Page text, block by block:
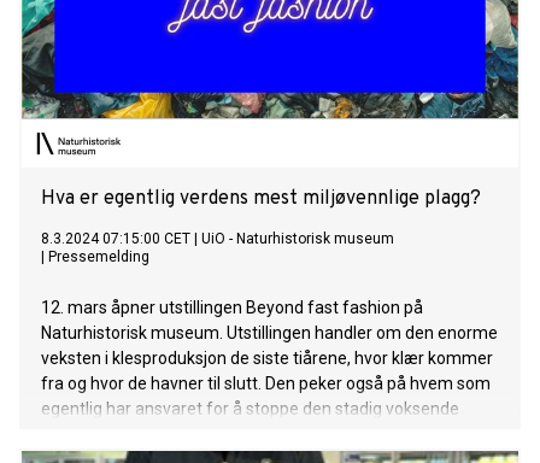
Hva er egentlig verdens mest miljøvennlige plagg?
8.3.2024 07:15:00 CET
UiO - Naturhistorisk museum
Pressemelding
12. mars åpner utstillingen Beyond fast fashion på
Naturhistorisk museum. Utstillingen handler om den enorme
veksten i klesproduksjon de siste tiårene, hvor klær kommer
fra og hvor de havner til slutt. Den peker også på hvem som
egentlig har ansvaret for å stoppe den stadig voksende